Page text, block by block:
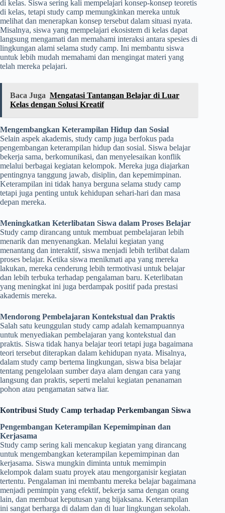
di kelas. Siswa sering kali mempelajari konsep-konsep teoretis
di kelas, tetapi study camp memungkinkan mereka untuk
melihat dan menerapkan konsep tersebut dalam situasi nyata.
Misalnya, siswa yang mempelajari ekosistem di kelas dapat
langsung mengamati dan memahami interaksi antara spesies di
lingkungan alami selama study camp. Ini membantu siswa
untuk lebih mudah memahami dan mengingat materi yang
telah mereka pelajari.
Baca Juga Mengatasi Tantangan Belajar di Luar
Kelas dengan Solusi Kreatif
Mengembangkan Keterampilan Hidup dan Sosial
Selain aspek akademis, study camp juga berfokus pada
pengembangan keterampilan hidup dan sosial. Siswa belajar
bekerja sama, berkomunikasi, dan menyelesaikan konflik
melalui berbagai kegiatan kelompok. Mereka juga diajarkan
pentingnya tanggung jawab, disiplin, dan kepemimpinan.
Keterampilan ini tidak hanya berguna selama study camp
tetapi juga penting untuk kehidupan sehari-hari dan masa
depan mereka.
Meningkatkan Keterlibatan Siswa dalam Proses Belajar
Study camp dirancang untuk membuat pembelajaran lebih
menarik dan menyenangkan. Melalui kegiatan yang
menantang dan interaktif, siswa menjadi lebih terlibat dalam
proses belajar. Ketika siswa menikmati apa yang mereka
lakukan, mereka cenderung lebih termotivasi untuk belajar
dan lebih terbuka terhadap pengalaman baru. Keterlibatan
yang meningkat ini juga berdampak positif pada prestasi
akademis mereka.
Mendorong Pembelajaran Kontekstual dan Praktis
Salah satu keunggulan study camp adalah kemampuannya
untuk menyediakan pembelajaran yang kontekstual dan
praktis. Siswa tidak hanya belajar teori tetapi juga bagaimana
teori tersebut diterapkan dalam kehidupan nyata. Misalnya,
dalam study camp bertema lingkungan, siswa bisa belajar
tentang pengelolaan sumber daya alam dengan cara yang
langsung dan praktis, seperti melalui kegiatan penanaman
pohon atau pengamatan satwa liar.
Kontribusi Study Camp terhadap Perkembangan Siswa
Pengembangan Keterampilan Kepemimpinan dan
Kerjasama
Study camp sering kali mencakup kegiatan yang dirancang
untuk mengembangkan keterampilan kepemimpinan dan
kerjasama. Siswa mungkin diminta untuk memimpin
kelompok dalam suatu proyek atau mengorganisir kegiatan
tertentu. Pengalaman ini membantu mereka belajar bagaimana
menjadi pemimpin yang efektif, bekerja sama dengan orang
lain, dan membuat keputusan yang bijaksana. Keterampilan
ini sangat berharga di dalam dan di luar lingkungan sekolah.